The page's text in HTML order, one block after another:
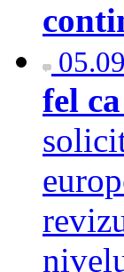
fel